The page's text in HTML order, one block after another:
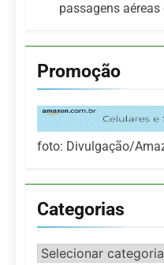
passagens
Promoção
foto: Divulgação/
Categorias
Categorias